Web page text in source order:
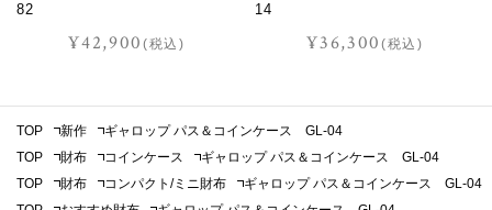
82
¥42,900(税込)
14
¥36,300(税込)
TOP 新作
ギャロップ パス＆コインケース GL-04
TOP
財布 コインケース
ギャロップ パス＆コインケース GL-04
TOP
財布 コンパクト/ミニ財布
ギャロップ パス＆コインケース GL-04